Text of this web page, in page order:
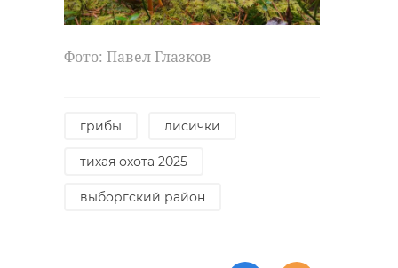
Фото: Павел Глазков
грибы лисички
тихая охота 2025
выборгский район